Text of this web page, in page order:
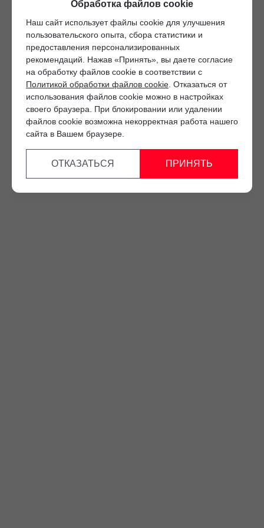
обрабатывают персональные данные с использованием
3 Целью обработки персональных данных является
осуществление взаимодействия Операторов
с посетителями и пользователями сайта.
4 Я даю согласие на передачу моих персональных данных
третьим лицам, перечень которых размещен на сайте
в разделе «Юридическая информация».
5 Данное Согласие действует до момента достижения
цели обработки, указанной в настоящем Согласии.
Я осведомлен, что Операторы будут обрабатывать
я продлил срок действия своего согласия на обработку
по истечении 10 лет с тем, чтобы гарантировать, что оно
Обработка файлов cookie
Наш сайт использует файлы cookie для улучшения
пользовательского опыта, сбора статистики и
предоставления персонализированных
рекомендаций. Нажав «Принять», вы даете согласие
на обработку файлов cookie в соответствии с
Политикой обработки файлов cookie . Отказаться от
использования файлов cookie можно в настройках
своего браузера. При блокировании или удалении
файлов cookie возможна некорректная работа нашего
сайта в Вашем браузере.
ОТКАЗАТЬСЯ ПРИНЯТЬ